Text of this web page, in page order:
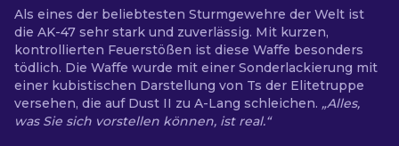
Als eines der beliebtesten Sturmgewehre der Welt ist
die AK-47 sehr stark und zuverlässig. Mit kurzen,
kontrollierten Feuerstößen ist diese Waffe besonders
tödlich. Die Waffe wurde mit einer Sonderlackierung mit
einer kubistischen Darstellung von Ts der Elitetruppe
versehen, die auf Dust II zu A-Lang schleichen. „Alles,
was Sie sich vorstellen können, ist real.“